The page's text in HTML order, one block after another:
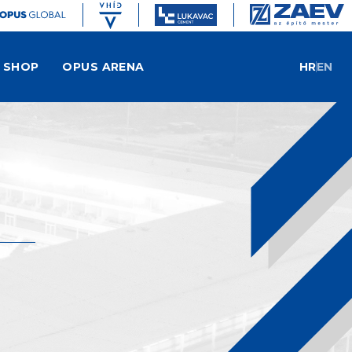
SHOP OPUS ARENA HREN